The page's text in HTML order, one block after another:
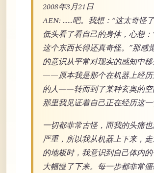
2008年3月21日
AEN: ……吧。我想：“这太奇怪
低头看了看自己的身体，心想
这个东西长得还真奇怪。”那感
的意识从平常对现实的感知中
——原本我是那个在机器上经历
的人——转而到了某种玄奥的空
那里我见证着自己正在经历这一
一切都非常古怪，而我的头痛
严重，所以我从机器上下来，
的地板时，我意识到自己体内
大幅慢了下来。每一步都非常